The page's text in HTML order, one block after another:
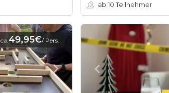
ab 10Teilnehmer
ca.49,95€/ Pers.